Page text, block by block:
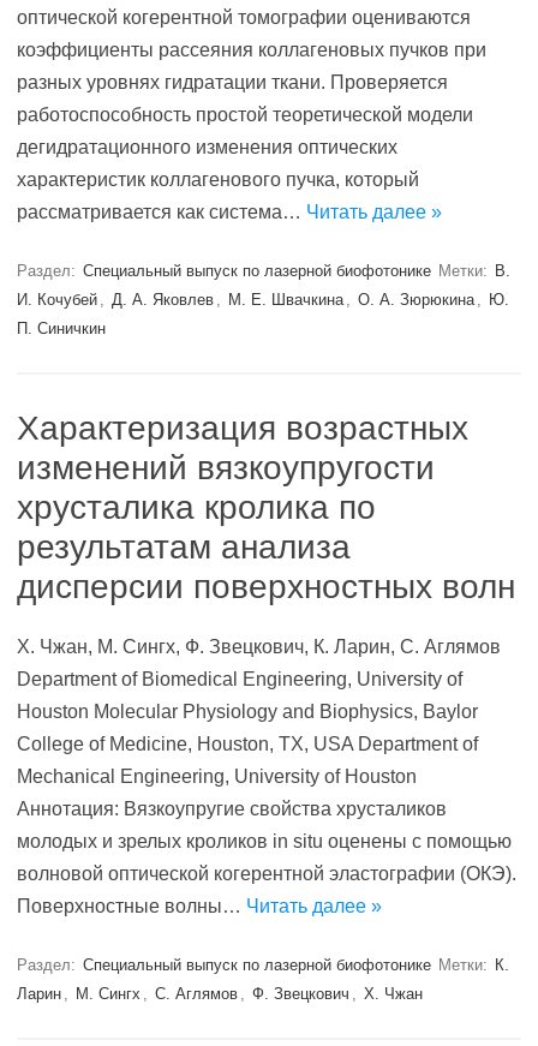
оптической когерентной томографии оцениваются
коэффициенты рассеяния коллагеновых пучков при
разных уровнях гидратации ткани. Проверяется
работоспособность простой теоретической модели
дегидратационного изменения оптических
характеристик коллагенового пучка, который
рассматривается как система… Читать далее »
Раздел: Специальный выпуск по лазерной биофотонике Метки: В.
И. Кочубей , Д. А. Яковлев , М. Е. Швачкина , О. А. Зюрюкина , Ю.
П. Синичкин
Характеризация возрастных
изменений вязкоупругости
хрусталика кролика по
результатам анализа
дисперсии поверхностных волн
Х. Чжан, М. Сингх, Ф. Звецкович, К. Ларин, С. Аглямов
Department of Biomedical Engineering, University of
Houston Molecular Physiology and Biophysics, Baylor
College of Medicine, Houston, TX, USA Department of
Mechanical Engineering, University of Houston
Аннотация: Вязкоупругие свойства хрусталиков
молодых и зрелых кроликов in situ оценены с помощью
волновой оптической когерентной эластографии (ОКЭ).
Поверхностные волны… Читать далее »
Раздел: Специальный выпуск по лазерной биофотонике Метки: К.
Ларин , М. Сингх , С. Аглямов , Ф. Звецкович , Х. Чжан